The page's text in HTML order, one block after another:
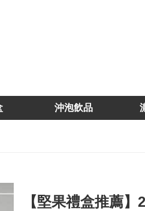
沖泡飲品
【堅果禮盒推薦